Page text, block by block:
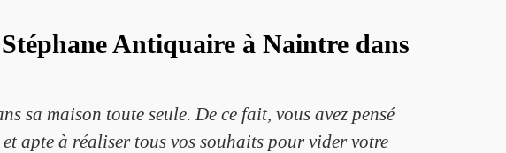
Antiquaire à Naintre dans
sa maison toute seule. De ce fait, vous avez pensé
apte à réaliser tous vos souhaits pour vider votre